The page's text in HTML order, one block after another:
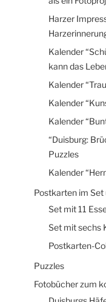
Harzer
Kalender
kann das
Kalender
Kalender
Kalender
“Duisburg:
Puzzles
Kalender
Postkarten im Set
Set mit 11
Set mit sechs
Postkarten-
Puzzles
Fotobücher zum